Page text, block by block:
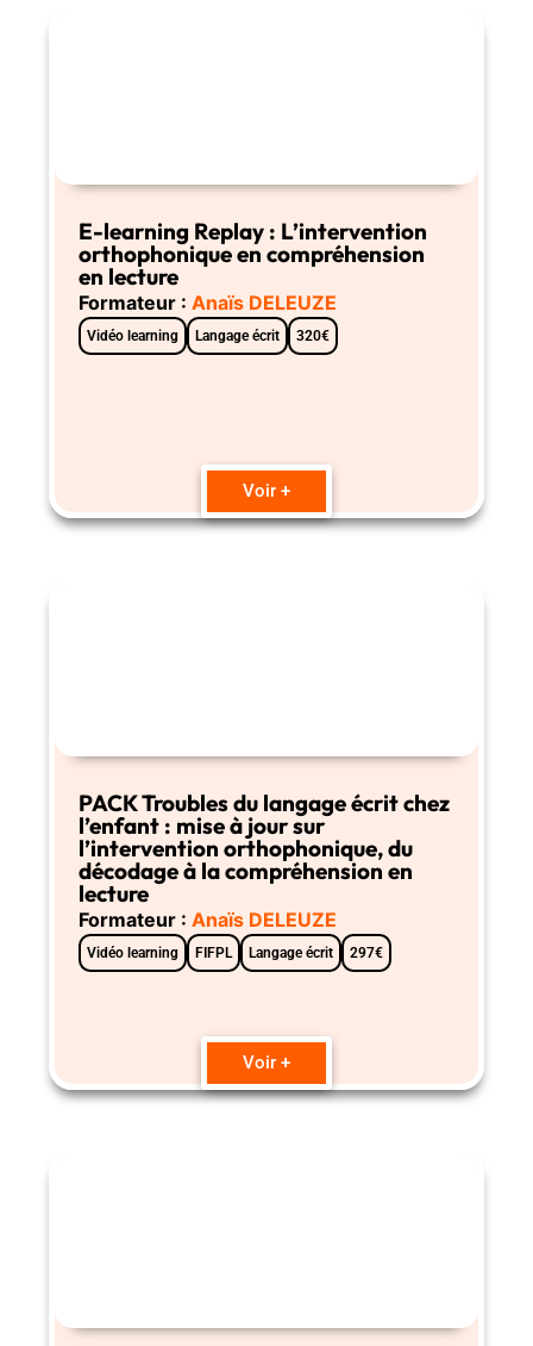
E-learning Replay : L’intervention
orthophonique en compréhension
en lecture
Formateur :Anaïs DELEUZE
Vidéo learning Langage écrit 320€
Voir +
PACK Troubles du langage écrit chez
l’enfant : mise à jour sur
l’intervention orthophonique, du
décodage à la compréhension en
lecture
Formateur :Anaïs DELEUZE
Vidéo learning FIFPL Langage écrit 297€
Voir +